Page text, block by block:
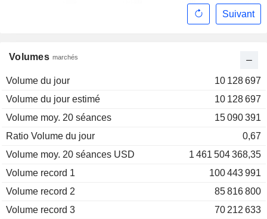
Volumes marchés
Volume du jour
10 128 697
Volume du jour estimé
10 128 697
Volume moy. 20 séances
15 090 391
Ratio Volume du jour
0,67
Volume moy. 20 séances USD
1 461 504 368,35
Volume record 1
100 443 991
Volume record 2
85 816 800
Volume record 3
70 212 633
Suivant